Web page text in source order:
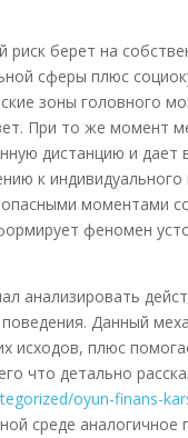
берет на
сферы плюс
зоны головного
При то же момент
дистанцию и дает
к
моментами
феномен
анализировать
Данный
исходов, плюс
что детально
oyun-finans-
среде